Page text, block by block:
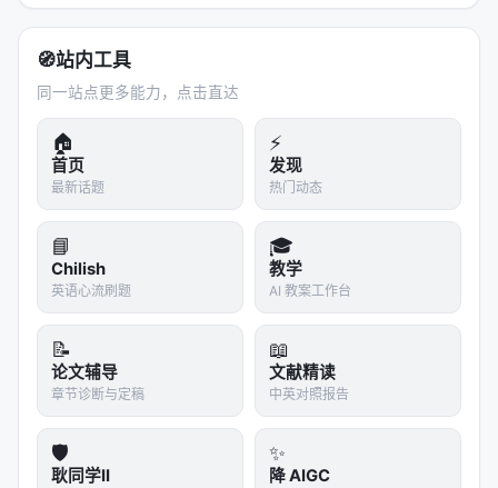
🧭站内工具
同一站点更多能力，点击直达
🏠
首页
最新话题
⚡
发现
热门动态
📘
Chilish
英语心流刷题
🎓
教学
AI 教案工作台
📝
论文辅导
章节诊断与定稿
📖
文献精读
中英对照报告
🛡️
耿同学II
✨
降 AIGC